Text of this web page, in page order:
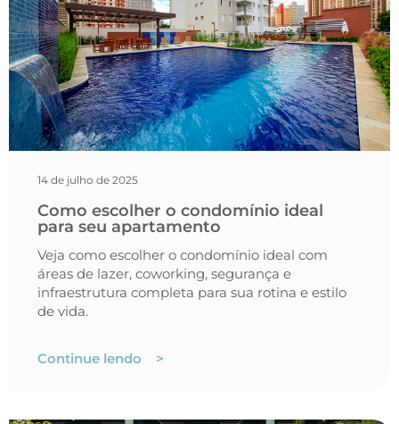
14 de julho de 2025
Como escolher o condomínio ideal
para seu apartamento
Veja como escolher o condomínio ideal com
áreas de lazer, coworking, segurança e
infraestrutura completa para sua rotina e estilo
de vida.
Continue lendo >